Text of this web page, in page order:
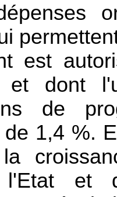
est
et dont
de
de 1,4 %.
et